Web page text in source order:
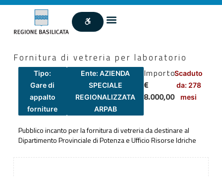
Fornitura di vetreria per laboratorio
Tipo:
Gare di
appalto
forniture
Ente: AZIENDA
SPECIALE
REGIONALIZZATA
ARPAB
Importo
€
8.000,00
Scaduto
da: 278
mesi
Pubblico incanto per la fornitura di vetreria da destinare al
Dipartimento Provinciale di Potenza e Ufficio Risorse Idriche